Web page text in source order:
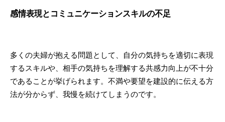
感情表現とコミュニケーションスキルの不足
多くの夫婦が抱える問題として、自分の気持ちを適切に表現
するスキルや、相手の気持ちを理解する共感力向上が不十分
であることが挙げられます。不満や要望を建設的に伝える方
法が分からず、我慢を続けてしまうのです。